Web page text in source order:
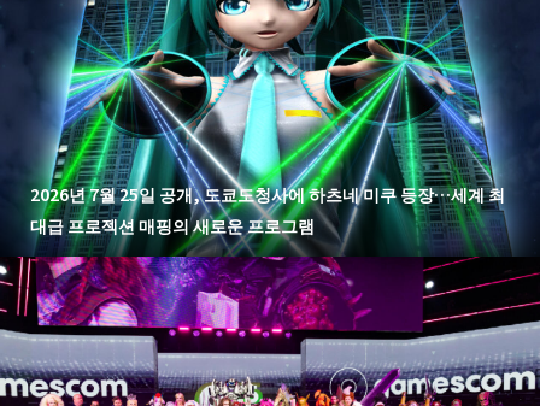
2026년 7월 25일 공개, 도쿄도청사에 하츠네 미쿠 등장…세계 최
대급 프로젝션 매핑의 새로운 프로그램